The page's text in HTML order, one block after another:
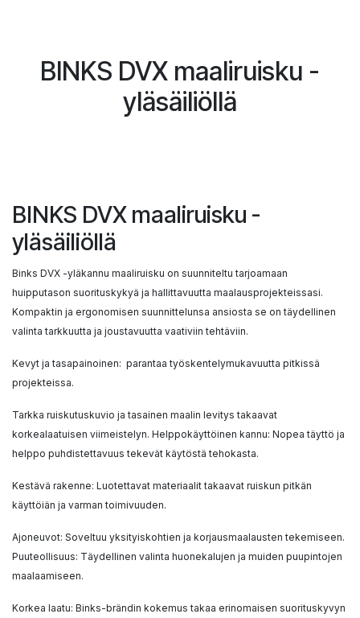
BINKS DVX maaliruisku -
yläsäiliöllä
BINKS DVX maaliruisku -
yläsäiliöllä
Binks DVX -yläkannu maaliruisku on suunniteltu tarjoamaan
huipputason suorituskykyä ja hallittavuutta maalausprojekteissasi.
Kompaktin ja ergonomisen suunnittelunsa ansiosta se on täydellinen
valinta tarkkuutta ja joustavuutta vaativiin tehtäviin.
Kevyt ja tasapainoinen: parantaa työskentelymukavuutta pitkissä
projekteissa.
Tarkka ruiskutuskuvio ja tasainen maalin levitys takaavat
korkealaatuisen viimeistelyn. Helppokäyttöinen kannu: Nopea täyttö ja
helppo puhdistettavuus tekevät käytöstä tehokasta.
Kestävä rakenne: Luotettavat materiaalit takaavat ruiskun pitkän
käyttöiän ja varman toimivuuden.
Ajoneuvot: Soveltuu yksityiskohtien ja korjausmaalausten tekemiseen.
Puuteollisuus: Täydellinen valinta huonekalujen ja muiden puupintojen
maalaamiseen.
Korkea laatu: Binks-brändin kokemus takaa erinomaisen suorituskyvyn